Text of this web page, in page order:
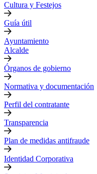
Cultura y Festejos
Guía útil
Ayuntamiento
Alcalde
Órganos de gobierno
Normativa y documentación
Perfil del contratante
Transparencia
Plan de medidas antifraude
Identidad Corporativa